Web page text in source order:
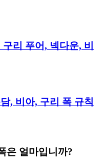
리 푸어, 넥다운, 비
, 비아, 구리 폭 규칙
은 얼마입니까?